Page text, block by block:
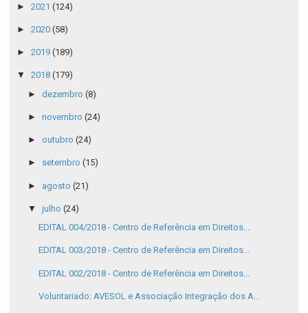
► 2021 (124)
► 2020 (58)
► 2019 (189)
▼ 2018 (179)
► dezembro (8)
► novembro (24)
► outubro (24)
► setembro (15)
► agosto (21)
▼ julho (24)
EDITAL 004/2018 - Centro de Referência em Direitos...
EDITAL 003/2018 - Centro de Referência em Direitos...
EDITAL 002/2018 - Centro de Referência em Direitos...
Voluntariado: AVESOL e Associação Integração dos A...